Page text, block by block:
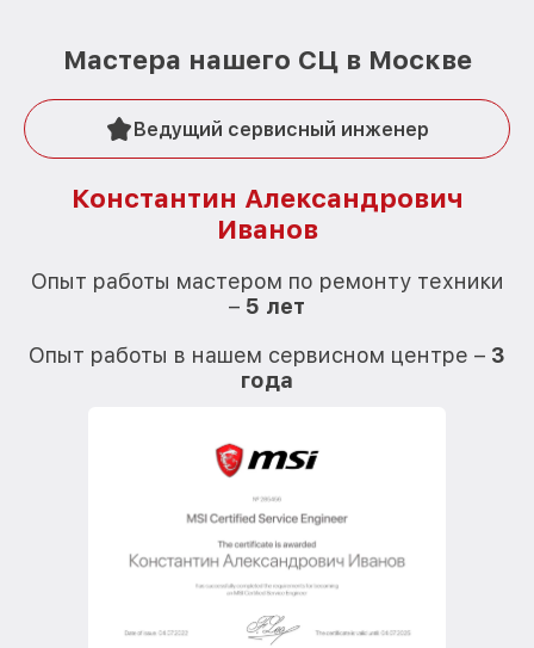
Мастера нашего СЦ в Москве
Ведущий сервисный инженер
Константин Александрович
Иванов
Опыт работы мастером по ремонту техники
– 5 лет
Опыт работы в нашем сервисном центре – 3
года